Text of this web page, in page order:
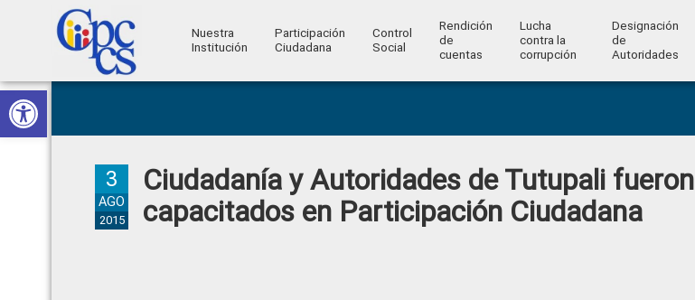
Abrir barra de herramientas
Skip
to
primary
Skip
to
main
Skip
to
primary
Skip
to
footer
Ciudadana
Control
Ciudadano
Nuestra
Institución
Participación
Ciudadana
Control
Social
Rendición
de
cuentas
Lucha
contra la
corrupción
Designación
de
Autoridades
Ciudadanía y Autoridades de Tutupali fueron
capacitados en Participación Ciudadana
3
AGO
2015